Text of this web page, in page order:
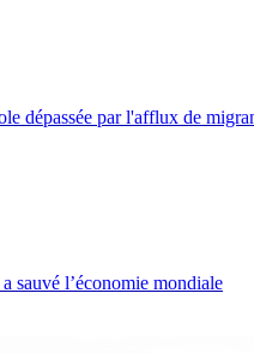
dépassée par l'afflux de
sauvé l’économie mondiale